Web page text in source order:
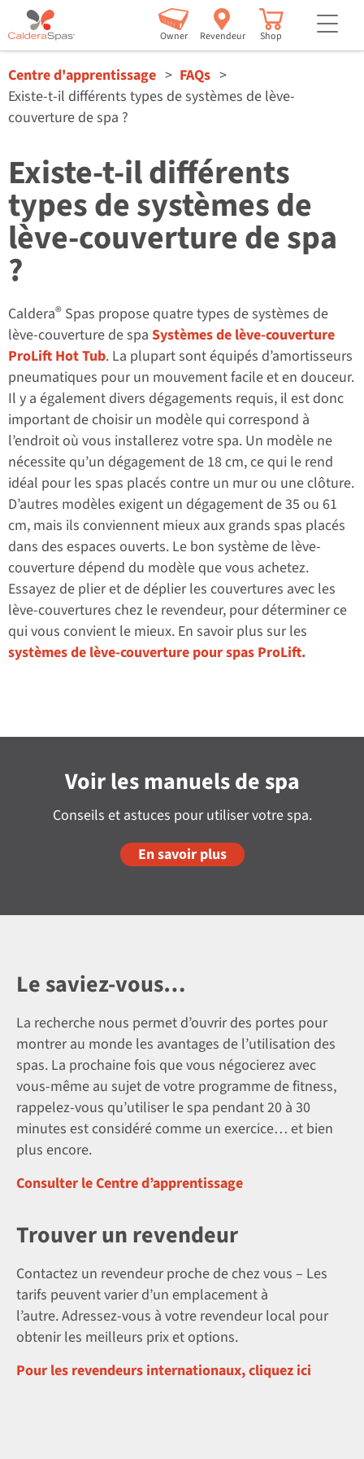
Owner Revendeur Shop
Centre d'apprentissage
FAQs
Existe-t-il différents types de systèmes de lève-
couverture de spa ?
Existe-t-il différents
types de systèmes de
lève-couverture de spa
?
Caldera® Spas propose quatre types de systèmes de
lève-couverture de spa Systèmes de lève-couverture
ProLift Hot Tub. La plupart sont équipés d’amortisseurs
pneumatiques pour un mouvement facile et en douceur.
Il y a également divers dégagements requis, il est donc
important de choisir un modèle qui correspond à
l’endroit où vous installerez votre spa. Un modèle ne
nécessite qu’un dégagement de 18 cm, ce qui le rend
idéal pour les spas placés contre un mur ou une clôture.
D’autres modèles exigent un dégagement de 35 ou 61
cm, mais ils conviennent mieux aux grands spas placés
dans des espaces ouverts. Le bon système de lève-
couverture dépend du modèle que vous achetez.
Essayez de plier et de déplier les couvertures avec les
lève-couvertures chez le revendeur, pour déterminer ce
qui vous convient le mieux. En savoir plus sur les
systèmes de lève-couverture pour spas ProLift.
Voir les manuels de spa
Conseils et astuces pour utiliser votre spa.
En savoir plus
Le saviez-vous…
La recherche nous permet d’ouvrir des portes pour
montrer au monde les avantages de l’utilisation des
spas. La prochaine fois que vous négocierez avec
vous-même au sujet de votre programme de fitness,
rappelez-vous qu’utiliser le spa pendant 20 à 30
minutes est considéré comme un exercice… et bien
plus encore.
Consulter le Centre d’apprentissage
Trouver un revendeur
Contactez un revendeur proche de chez vous – Les
tarifs peuvent varier d’un emplacement à
l’autre. Adressez-vous à votre revendeur local pour
obtenir les meilleurs prix et options.
Pour les revendeurs internationaux, cliquez ici